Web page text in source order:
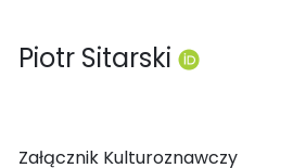
Piotr Sitarski
Załącznik Kulturoznawczy